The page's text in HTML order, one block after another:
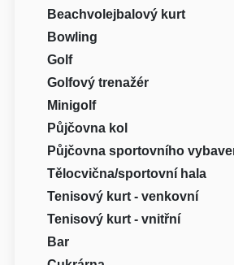
Beachvolejbalový kurt
Bowling
Golf
Golfový trenažér
Minigolf
Půjčovna kol
Půjčovna sportovního
Tělocvična/sportovní hala
Tenisový kurt - venkovní
Tenisový kurt - vnitřní
Bar